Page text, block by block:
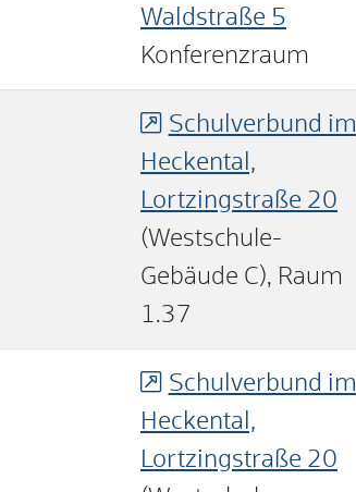
Waldstraße 5
Konferenzraum
Schulverbund im
Heckental,
Lortzingstraße 20
(Westschule-
Gebäude C), Raum
1.37
Schulverbund im
Heckental,
Lortzingstraße 20